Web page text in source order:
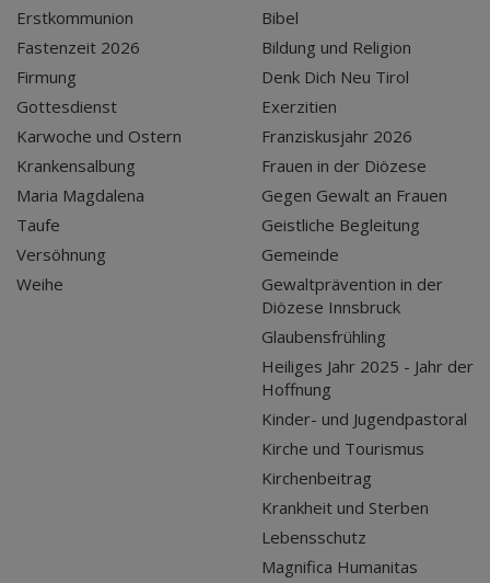
Erstkommunion
Fastenzeit 2026
Firmung
Gottesdienst
Karwoche und Ostern
Krankensalbung
Maria Magdalena
Taufe
Versöhnung
Weihe
Bibel
Bildung und Religion
Denk Dich Neu Tirol
Exerzitien
Franziskusjahr 2026
Frauen in der Diözese
Gegen Gewalt an Frauen
Geistliche Begleitung
Gemeinde
Gewaltprävention in der
Diözese Innsbruck
Glaubensfrühling
Heiliges Jahr 2025 - Jahr der
Hoffnung
Kinder- und Jugendpastoral
Kirche und Tourismus
Kirchenbeitrag
Krankheit und Sterben
Lebensschutz
Magnifica Humanitas